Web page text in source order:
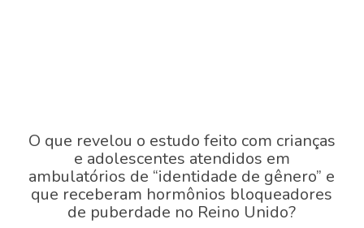
O que revelou o estudo feito com crianças
e adolescentes atendidos em
ambulatórios de “identidade de gênero” e
que receberam hormônios bloqueadores
de puberdade no Reino Unido?